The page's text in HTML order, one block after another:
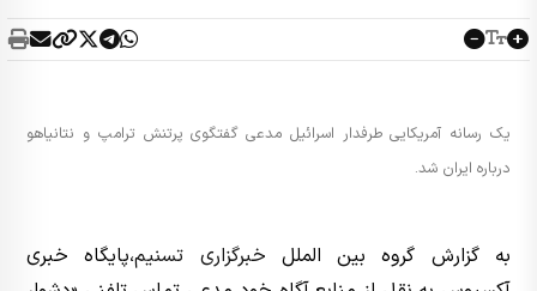
یک رسانه آمریکایی طرفدار اسرائیل مدعی گفتگوی پرتنش ترامپ و نتانیاهو
درباره ایران شد.
به گزارش گروه بین الملل خبرگزاری تسنیم،‌پایگاه خبری